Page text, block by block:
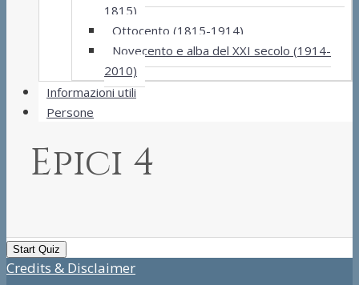
1815)
Ottocento (1815-1914)
Novecento e alba del XXI secolo (1914-
2010)
Informazioni utili
Persone
Epici 4
Credits & Disclaimer